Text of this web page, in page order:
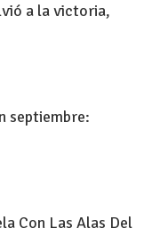
a la victoria,
septiembre:
Con Las Alas Del